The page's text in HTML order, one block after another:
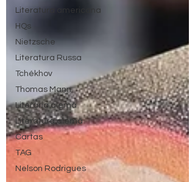
Literatura americana
HQs
Nietzsche
Literatura Russa
Tchékhov
Thomas Mann
Literária alemã
Literatura alemã
Cartas
TAG
Nelson Rodrigues